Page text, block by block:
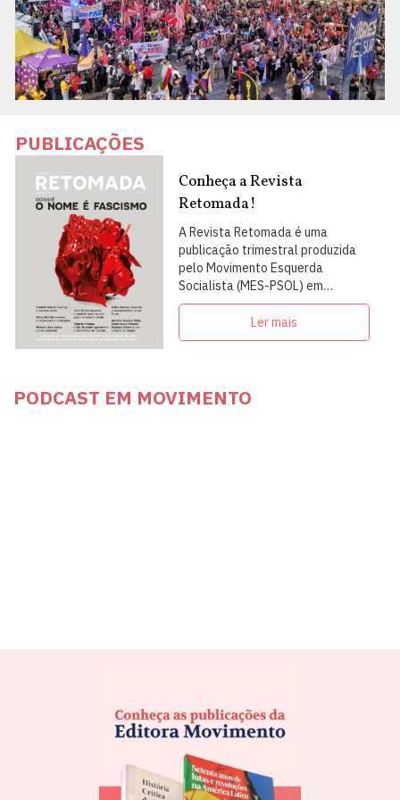
PUBLICAÇÕES
Conheça a Revista
Retomada!
A Revista Retomada é uma
publicação trimestral produzida
pelo Movimento Esquerda
Socialista (MES-PSOL) em
articulação com intelectuais,
militantes e artistas
Ler mais
PODCAST EM MOVIMENTO